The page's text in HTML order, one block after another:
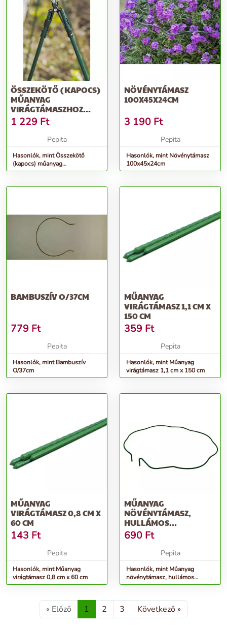
ÖSSZEKÖTŐ (KAPOCS)
MŰANYAG
VIRÁGTÁMASZHOZ
ÁTM.16MM 3DB-OS
SZETT
1 229 Ft
Pepita
Hasonlók, mint Összekötő
(kapocs) műanyag
virágtámaszhoz átm.16mm 3db-
NÖVÉNYTÁMASZ
100X45X24CM
3 190 Ft
Pepita
Hasonlók, mint Növénytámasz
100x45x24cm
BAMBUSZÍV O/37CM
779 Ft
Pepita
Hasonlók, mint Bambuszív
O/37cm
MŰANYAG
VIRÁGTÁMASZ 1,1 CM X
150 CM
359 Ft
Pepita
Hasonlók, mint Műanyag
virágtámasz 1,1 cm x 150 cm
MŰANYAG
VIRÁGTÁMASZ 0,8 CM X
60 CM
143 Ft
Pepita
Hasonlók, mint Műanyag
virágtámasz 0,8 cm x 60 cm
MŰANYAG
NÖVÉNYTÁMASZ,
HULLÁMOS
KÖRGYŰRŰ 38 CM, 10
DB/KARTON
690 Ft
Pepita
Hasonlók, mint Műanyag
növénytámasz, hullámos
körgyűrű 38 cm, 10 db/karton
« Előző 1 2 3 Következő »